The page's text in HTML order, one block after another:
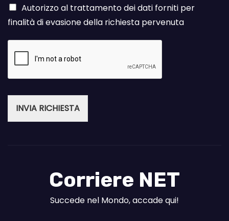
Autorizzo al trattamento dei dati forniti per
finalità di evasione della richiesta pervenuta
INVIA RICHIESTA
Corriere NET
Succede nel Mondo, accade qui!